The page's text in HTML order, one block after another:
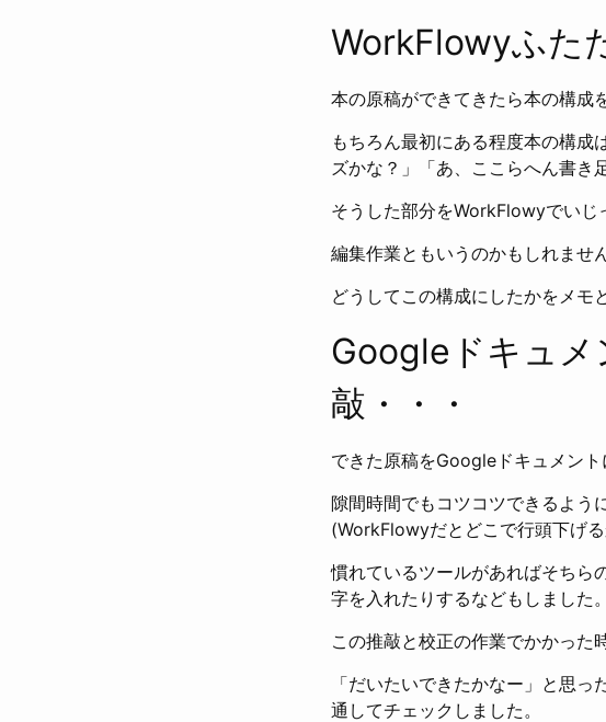
WorkFlowyふた
本の原稿ができてきたら本の構成
もちろん最初にある程度本の構成
ズかな？」「あ、ここらへん書き
そうした部分をWorkFlowyでいじ
編集作業ともいうのかもしれませ
どうしてこの構成にしたかをメモ
Googleドキュメ
敲・・・
できた原稿をGoogleドキュメント
隙間時間でもコツコツできるよう
(WorkFlowyだとどこで行頭下げ
慣れているツールがあればそちら
字を入れたりするなどもしました。
この推敲と校正の作業でかかった
「だいたいできたかなー」と思
通してチェックしました。